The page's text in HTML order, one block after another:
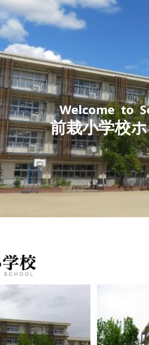
Skip to main content
Welcome to
前栽小学校